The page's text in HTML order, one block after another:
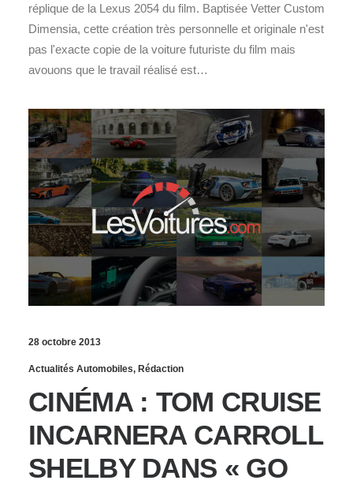
réplique de la Lexus 2054 du film. Baptisée Vetter Custom
Dimensia, cette création très personnelle et originale n'est
pas l'exacte copie de la voiture futuriste du film mais
avouons que le travail réalisé est…
28 octobre 2013
Actualités Automobiles, Rédaction
CINÉMA : TOM CRUISE
INCARNERA CARROLL
SHELBY DANS « GO